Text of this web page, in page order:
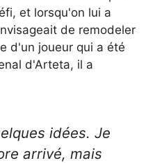
et lorsqu'on lui a
de remodeler
d'un joueur qui a été
d'Arteta, il a
idées. Je
arrivé, mais